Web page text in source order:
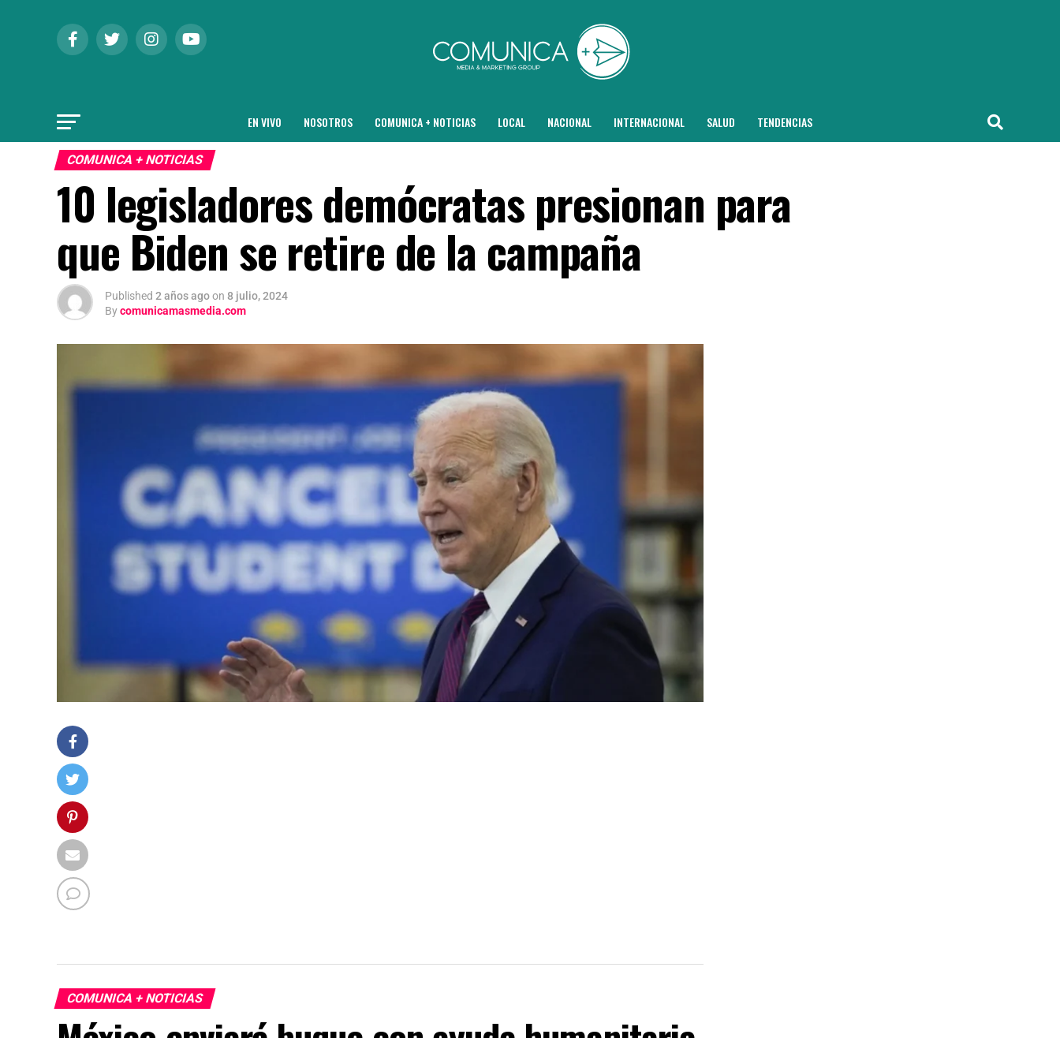
EN VIVO NOSOTROS COMUNICA + NOTICIAS LOCAL NACIONAL INTERNACIONAL SALUD TENDENCIAS
COMUNICA + NOTICIAS
10 legisladores demócratas presionan para
que Biden se retire de la campaña
Published 2 años agoon 8 julio, 2024
Bycomunicamasmedia.com
COMUNICA + NOTICIAS